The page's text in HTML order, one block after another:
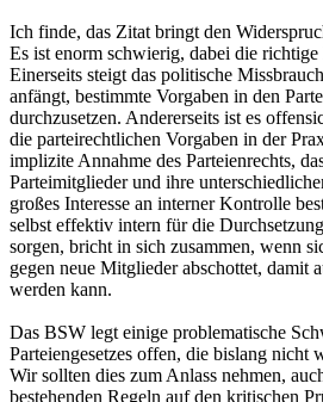
Ich finde, das Zitat bringt den
Es ist enorm schwierig, dabei die
Einerseits steigt das politische
anfängt, bestimmte Vorgaben in den
durchzusetzen. Andererseits ist es
die parteirechtlichen Vorgaben in der
implizite Annahme des Parteienrechts,
Parteimitglieder und ihre
großes Interesse an interner Kontrolle
selbst effektiv intern für die
sorgen, bricht in sich zusammen, wenn
gegen neue Mitglieder abschottet, damit
werden kann.
Das BSW legt einige problematische
Parteiengesetzes offen, die bislang nicht
Wir sollten dies zum Anlass nehmen,
bestehenden Regeln auf den kritischen